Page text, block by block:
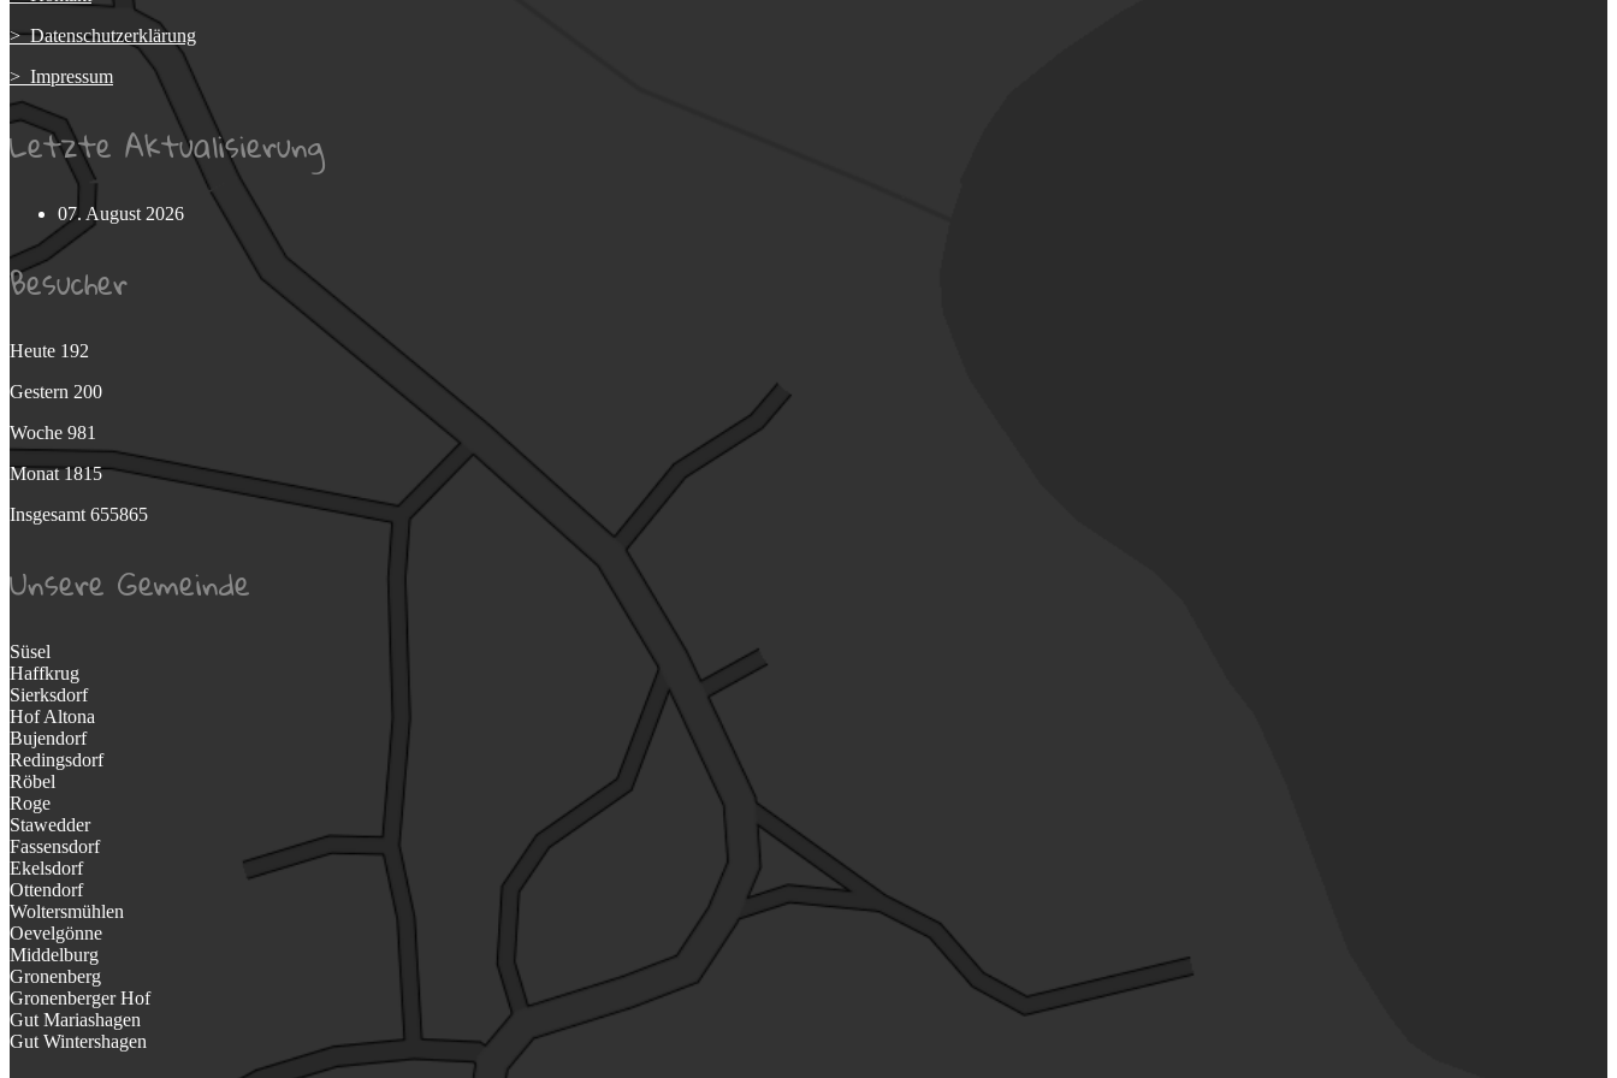
> Datenschutzerklärung
> Impressum
Letzte Aktualisierung
07. August 2026
Besucher
Heute 192
Gestern 200
Woche 981
Monat1815
Insgesamt655865
Unsere Gemeinde
Süsel
Haffkrug
Sierksdorf
Hof Altona
Bujendorf
Redingsdorf
Röbel
Roge
Stawedder
Fassensdorf
Ekelsdorf
Ottendorf
Woltersmühlen
Oevelgönne
Middelburg
Gronenberg
Gronenberger Hof
Gut Mariashagen
Gut Wintershagen